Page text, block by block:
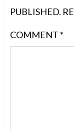
PUBLISHED.
COMMENT *